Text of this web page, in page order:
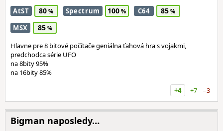
AtST 80 Spectrum 100 C64 85
MSX 85
Hlavne pre 8 bitové počítače geniálna ťahová hra s vojakmi,
predchodca série UFO
na 8bity 95%
na 16bity 85%
+4
+7 −3
Bigman naposledy…